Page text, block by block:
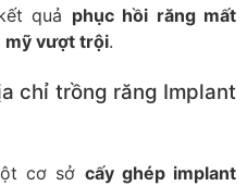
quả phục hồi răng mất
mỹ vượt trội.
chỉ trồng răng Implant
cơ sở cấy ghép implant